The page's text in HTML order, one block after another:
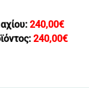
240,00€
240,00€